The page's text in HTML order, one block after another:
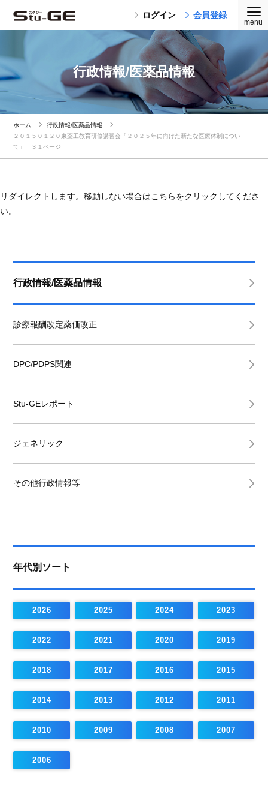
ログイン 会員登録
行政情報/医薬品情報
ホーム
行政情報/医薬品情報
２０１５０１２０東薬工教育研修講習会「２０２５年に向けた新たな医療体制につい
て」 ３１ページ
リダイレクトします。移動しない場合はこちらをクリックしてくださ
い。
行政情報/医薬品情報
診療報酬改定薬価改正
DPC/PDPS関連
Stu-GEレポート
ジェネリック
その他行政情報等
年代別ソート
2026 2025 2024 2023
2022 2021 2020 2019
2018 2017 2016 2015
2014 2013 2012 2011
2010 2009 2008 2007
2006